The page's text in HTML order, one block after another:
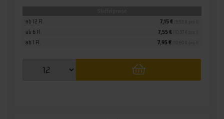
ab 1 Fl. 7,95 €
ab 6 Fl. 7,55 €
ab 12 Fl. 7,15 €